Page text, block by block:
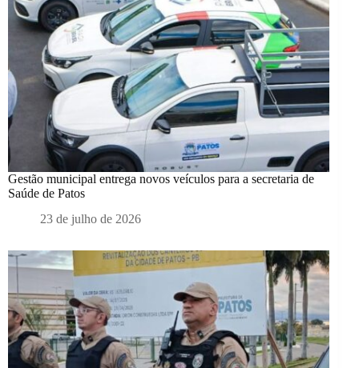
Gestão municipal entrega novos veículos para a secretaria de
Saúde de Patos
23 de julho de 2026